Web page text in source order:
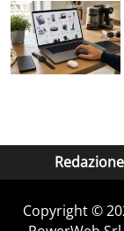
Redazione
Copyright ©